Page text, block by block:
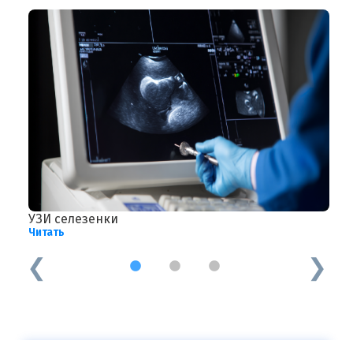
УЗИ селезенки
Читать
1 2 3